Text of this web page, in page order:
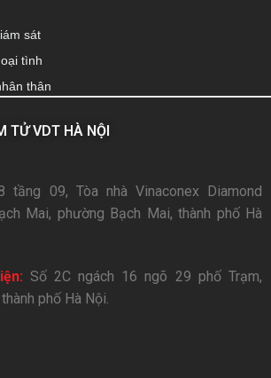
sát
tình
thân
TỬ VDT HÀ NỘI
tầng 09, Tòa nhà Vinaconex Diamond
Mai, phường Bạch Mai, thành phố Hà
Số 2C ngách 16 ngõ 29 phố Trạm,
phố Hà Nội.